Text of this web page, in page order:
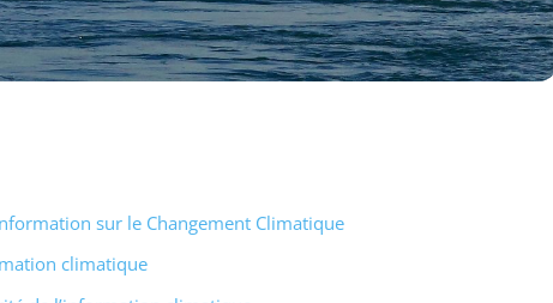
sur le Changement Climatique
climatique